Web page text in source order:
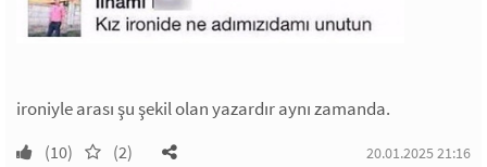
ironiyle arası şu şekil olan yazardır aynı zamanda.
(10) (2) 20.01.2025 21:16